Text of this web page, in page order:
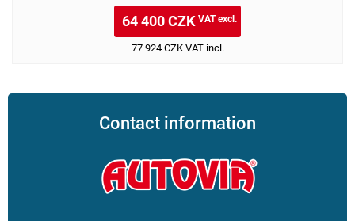
64 400 CZKVAT excl.
77 924 CZK VAT incl.
Contact information